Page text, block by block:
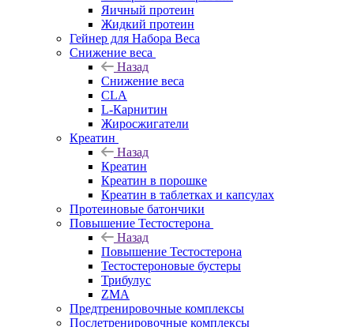
Яичный протеин
Жидкий протеин
Гейнер для Набора Веса
Снижение веса
Назад
Снижение веса
CLA
L-Карнитин
Жиросжигатели
Креатин
Назад
Креатин
Креатин в порошке
Креатин в таблетках и капсулах
Протеиновые батончики
Повышение Тестостерона
Назад
Повышение Тестостерона
Тестостероновые бустеры
Трибулус
ZMA
Предтренировочные комплексы
Послетренировочные комплексы